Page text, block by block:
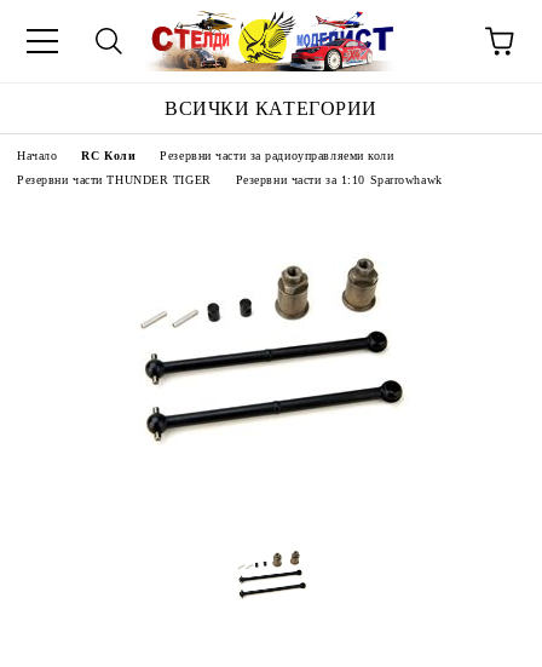
ВСИЧКИ КАТЕГОРИИ
Начало RC Коли
Резервни части за радиоуправляеми коли
Резервни части THUNDER TIGER
Резервни части за 1:10 Sparrowhawk